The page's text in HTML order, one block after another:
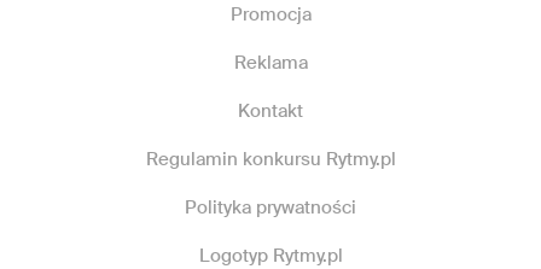
Promocja
Reklama
Kontakt
Regulamin konkursu Rytmy.pl
Polityka prywatności
Logotyp Rytmy.pl